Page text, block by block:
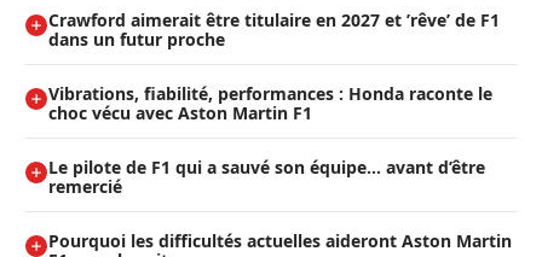
Crawford aimerait être titulaire en 2027 et ’rêve’ de F1
dans un futur proche
Vibrations, fiabilité, performances : Honda raconte le
choc vécu avec Aston Martin F1
Le pilote de F1 qui a sauvé son équipe… avant d’être
remercié
Pourquoi les difficultés actuelles aideront Aston Martin